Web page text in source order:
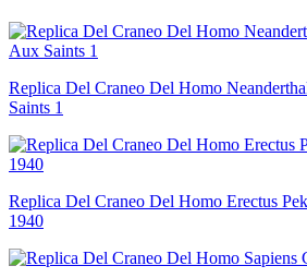
Replica Del Craneo Del Homo
Saints 1
Replica Del Craneo Del Homo Erectus
1940